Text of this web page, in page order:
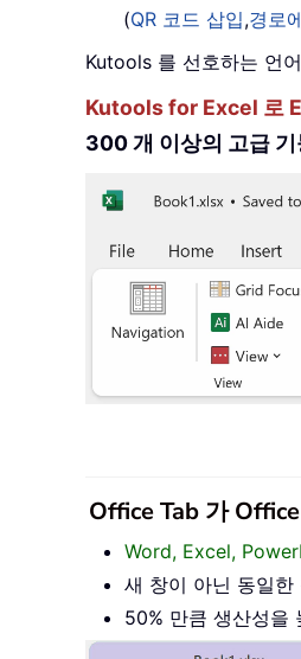
(QR 코드 삽입,경로
Kutools 를 선호하는 언
Kutools for Excel 로
300 개 이상의 고급 기
Office Tab 가
Word, Excel,
새 창이 아닌 동일한
50% 만큼 생산성을